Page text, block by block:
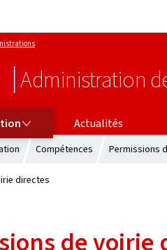
Administration
Actualités
Compétences Permissions
directes
de voirie